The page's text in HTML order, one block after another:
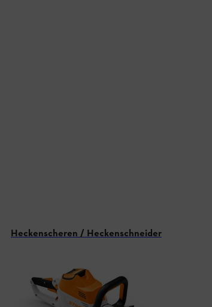
Heckenscheren / Heckenschneider